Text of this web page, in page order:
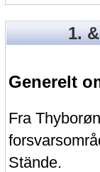
1.
Generelt
Fra
Stände.